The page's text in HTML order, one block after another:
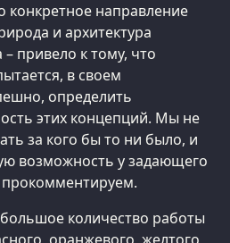
конкретное направление
и архитектура
привело к тому, что
в своем
определить
этих концепций. Мы не
за кого бы то ни было, и
возможность у задающего
количество работы